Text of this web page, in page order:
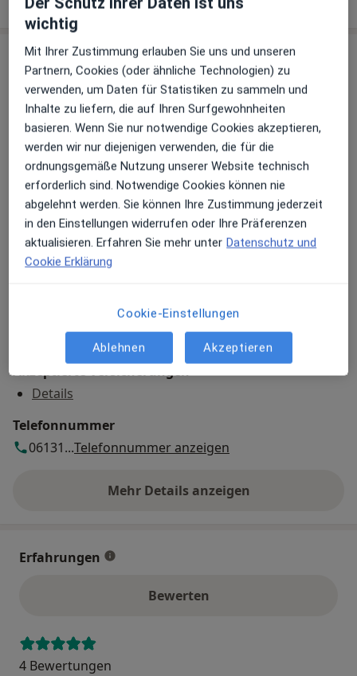
Praxis
Kieferorthopädische Gem.Praxis Dres.
Daniel Balmaceda und Julia Balmaceda-
Braun
Breite Str. 21, Gonsenheim, 55124 Mainz
Zu Google Mapsöffnet in einer neuen
Verfügbarkeit
Dr. Julia Balmaceda-Braun bietet an diesem
Standort über Jameda keine Online-
Zahlungsmodalitäten (private Besuche)
Akzeptierte Versicherungen
Details
Telefonnummer
06131...Telefonnummer anzeigen
Mehr Details anzeigen
über die Adresse
Erfahrungen
Bewerten
4 Bewertungen
wichtig
Mit Ihrer Zustimmung erlauben Sie uns und unseren
Partnern, Cookies (oder ähnliche Technologien) zu
verwenden, um Daten für Statistiken zu sammeln und
Inhalte zu liefern, die auf Ihren Surfgewohnheiten
basieren. Wenn Sie nur notwendige Cookies akzeptieren,
werden wir nur diejenigen verwenden, die für die
ordnungsgemäße Nutzung unserer Website technisch
erforderlich sind. Notwendige Cookies können nie
abgelehnt werden. Sie können Ihre Zustimmung jederzeit
in den Einstellungen widerrufen oder Ihre Präferenzen
aktualisieren. Erfahren Sie mehr unter Datenschutz und
Cookie Erklärung
Cookie-Einstellungen
Ablehnen Akzeptieren